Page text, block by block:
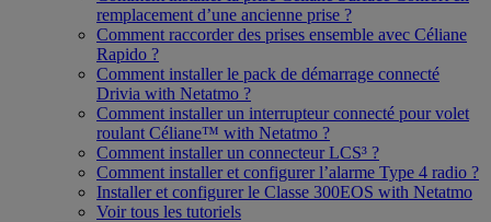
remplacement d’une ancienne prise ?
Comment raccorder des prises ensemble avec Céliane
Rapido ?
Comment installer le pack de démarrage connecté
Drivia with Netatmo ?
Comment installer un interrupteur connecté pour volet
roulant Céliane™ with Netatmo ?
Comment installer un connecteur LCS³ ?
Comment installer et configurer l’alarme Type 4 radio ?
Installer et configurer le Classe 300EOS with Netatmo
Voir tous les tutoriels